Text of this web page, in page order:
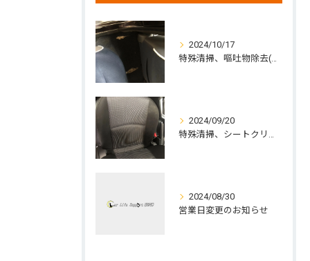
2024/10/17
2024/09/20
2024/08/30
営業日変更のお知らせ